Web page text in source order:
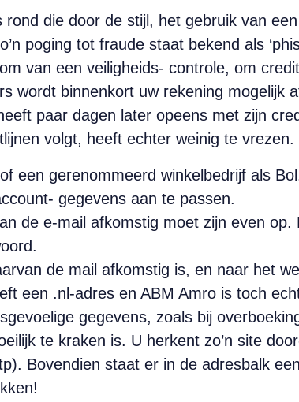
die door de stijl, het gebruik van
poging tot fraude staat bekend als
van een veiligheids- controle, om
wordt binnenkort uw rekening mogelijk
paar dagen later opeens met zijn
volgt, heeft echter weinig te vrezen.
een gerenommeerd winkelbedrijf als
gegevens aan te passen.
de e-mail afkomstig moet zijn even
de mail afkomstig is, en naar het
een .nl-adres en ABM Amro is toch
gegevens, zoals bij
te kraken is. U herkent zo’n site
Bovendien staat er in de adresbalk